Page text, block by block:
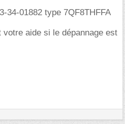
34-01882 type 7QF8THFFA
aide si le dépannage est